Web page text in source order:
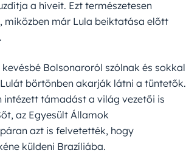
a híveit. Ezt természetesen
miközben már Lula beiktatása előtt
Bolsonaroról szólnak és sokkal
börtönben akarják látni a tüntetők.
intézett támadást a világ vezetői is
az Egyesült Államok
azt is felvetették, hogy
küldeni Brazíliába.